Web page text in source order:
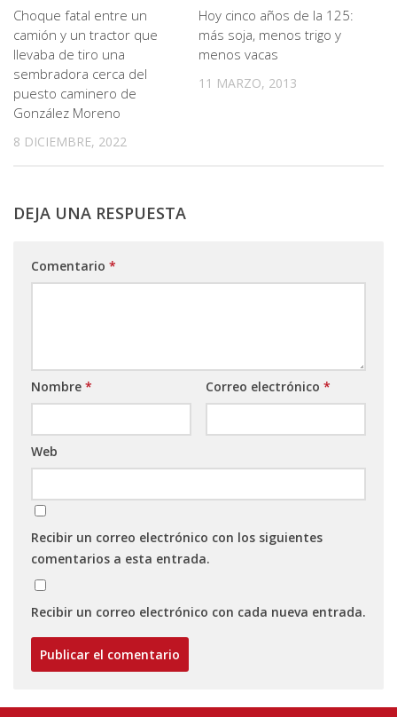
Choque fatal entre un
camión y un tractor que
llevaba de tiro una
sembradora cerca del
puesto caminero de
González Moreno
8 DICIEMBRE, 2022
Hoy cinco años de la 125:
más soja, menos trigo y
menos vacas
11 MARZO, 2013
DEJA UNA RESPUESTA
Comentario *
Nombre * Correo electrónico *
Web
Recibir un correo electrónico con los siguientes
comentarios a esta entrada.
Recibir un correo electrónico con cada nueva entrada.